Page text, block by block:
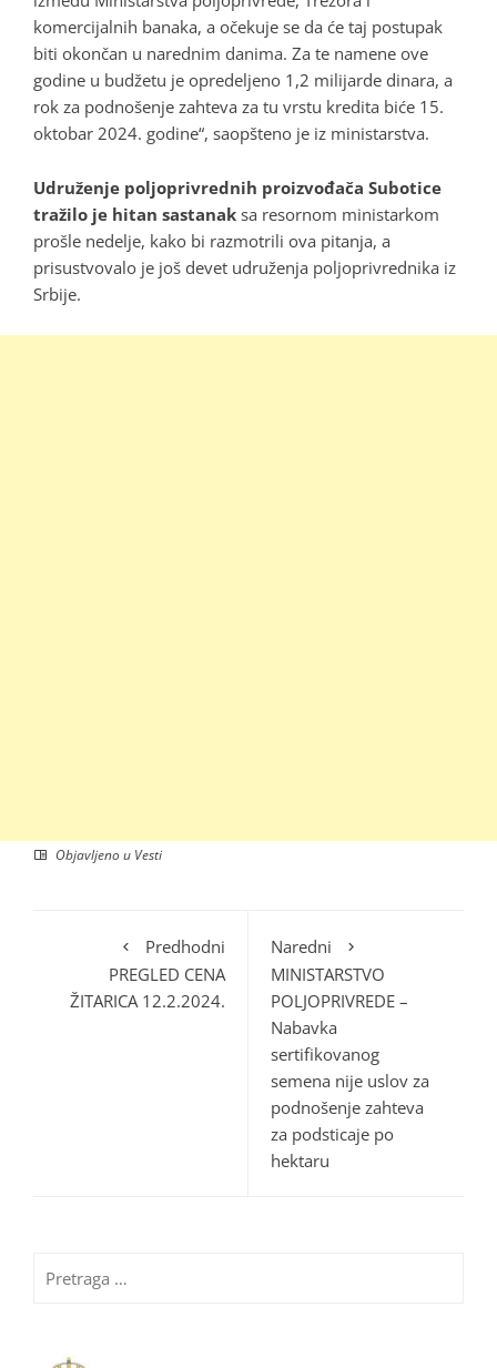
komercijalnih banaka, a očekuje se da će taj postupak
biti okončan u narednim danima. Za te namene ove
godine u budžetu je opredeljeno 1,2 milijarde dinara, a
rok za podnošenje zahteva za tu vrstu kredita biće 15.
oktobar 2024. godine“, saopšteno je iz ministarstva.
Udruženje poljoprivrednih proizvođača Subotice
tražilo je hitan sastanak sa resornom ministarkom
prošle nedelje, kako bi razmotrili ova pitanja, a
prisustvovalo je još devet udruženja poljoprivrednika iz
Srbije.
Objavljeno u Vesti
Predhodni
PREGLED CENA
ŽITARICA 12.2.2024.
Naredni
MINISTARSTVO
POLJOPRIVREDE –
Nabavka
sertifikovanog
semena nije uslov za
podnošenje zahteva
za podsticaje po
hektaru
za: